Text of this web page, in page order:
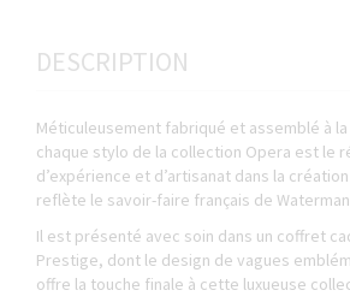
DESCRIPTION
Méticuleusement fabriqué et assemblé à la
chaque stylo de la collection Opera est le
d’expérience et d’artisanat dans la
reflète le savoir-faire français de
Il est présenté avec soin dans un coffret
Prestige, dont le design de vagues
offre la touche finale à cette luxueuse